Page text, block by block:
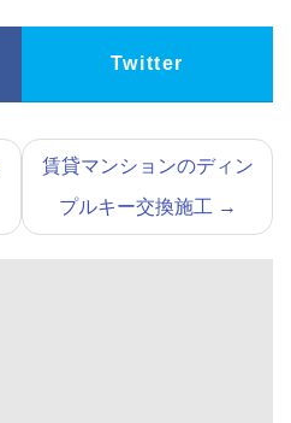
Twitter
賃貸マンションのディン
プルキー交換施工 →